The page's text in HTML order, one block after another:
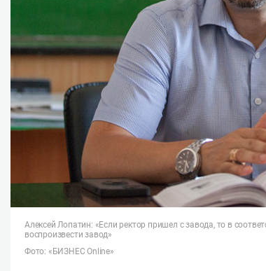
Алексей Лопатин: «Если ректор пришел с завода, то в
воспроизвести завод»
Фото: «БИЗНЕС Online»